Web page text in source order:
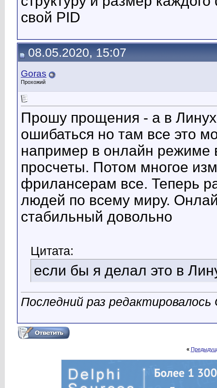
свой PID
08.05.2020, 15:07
Goras
Прохожий
Прошу прощения - а в
ошибаться но там все это
например в онлайн режиме
просчеты. Потом многое
фрилансерам все. Теперь
людей по всему миру.
стабильный довольно
Цитата:
если бы я делал это в
Последний раз
«